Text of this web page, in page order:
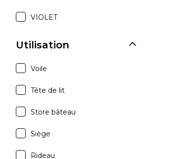
VIOLET
Utilisation
Voile
Tête de lit
Store bâteau
Siège
Rideau